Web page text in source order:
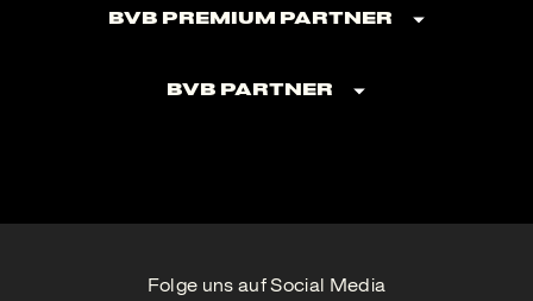
BVB Premium Partner
BVB Partner
Folge uns auf Social Media